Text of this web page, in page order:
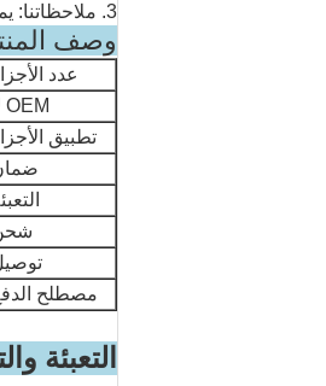
3. ملاحظاتنا: يمكنك دائمًا الحصول على تعليقاتنا في غضون 24 ساعة.
وصف
عدد
OEM لا
تطبيق
مصطلح
التعبئة